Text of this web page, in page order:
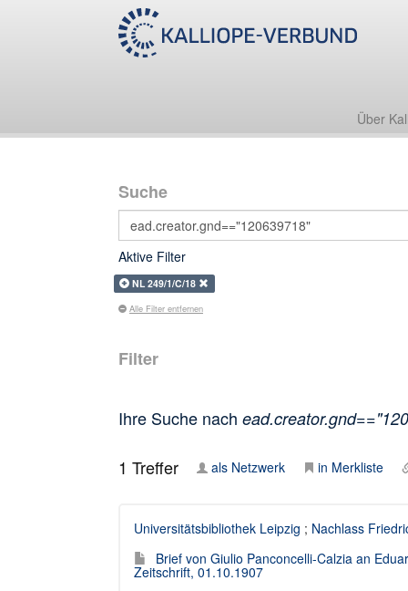
Über
Suche
Aktive Filter
NL 249/1/C/18
Alle Filter entfernen
Filter
Ihre Suche nach
1 Treffer als Netzwerk in Merkliste
Universitätsbibliothek Leipzig ; Nachlass
Brief von Giulio Panconcelli-Calzia an
Zeitschrift, 01.10.1907